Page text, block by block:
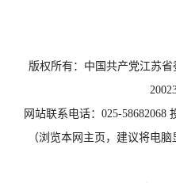
版权所有：中国共产党江苏
网站联系电话：025-58682068
（浏览本网主页，建议将电脑